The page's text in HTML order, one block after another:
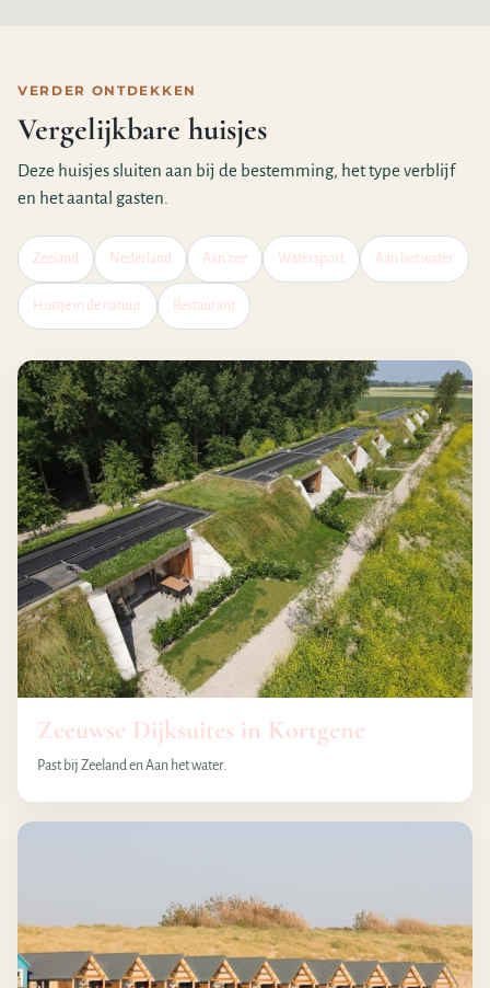
VERDER ONTDEKKEN
Vergelijkbare huisjes
Deze huisjes sluiten aan bij de bestemming, het type verblijf
en het aantal gasten.
Zeeland Nederland Aan zee Watersport Aan het water
Huisje in de natuur Restaurant
Zeeuwse Dijksuites in Kortgene
Past bij Zeeland en Aan het water.